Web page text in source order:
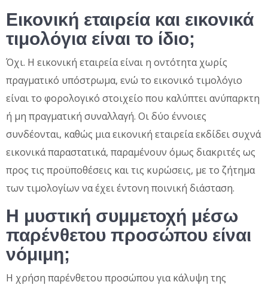
Εικονική εταιρεία και εικονικά
τιμολόγια είναι το ίδιο;
Όχι. Η εικονική εταιρεία είναι η οντότητα χωρίς
πραγματικό υπόστρωμα, ενώ το εικονικό τιμολόγιο
είναι το φορολογικό στοιχείο που καλύπτει ανύπαρκτη
ή μη πραγματική συναλλαγή. Οι δύο έννοιες
συνδέονται, καθώς μια εικονική εταιρεία εκδίδει συχνά
εικονικά παραστατικά, παραμένουν όμως διακριτές ως
προς τις προϋποθέσεις και τις κυρώσεις, με το ζήτημα
των τιμολογίων να έχει έντονη ποινική διάσταση.
Η μυστική συμμετοχή μέσω
παρένθετου προσώπου είναι
νόμιμη;
Η χρήση παρένθετου προσώπου για κάλυψη της